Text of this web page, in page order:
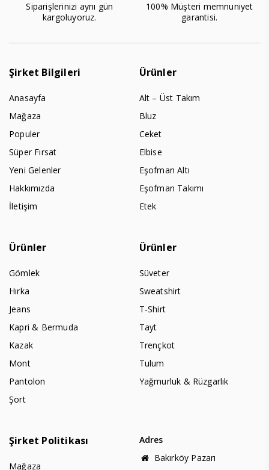
Siparişlerinizi aynı gün
kargoluyoruz.
100% Müşteri memnuniyet
garantisi.
Şirket Bilgileri
Anasayfa
Mağaza
Populer
Süper Fırsat
Yeni Gelenler
Hakkımızda
İletişim
Ürünler
Alt – Üst Takım
Bluz
Ceket
Elbise
Eşofman Altı
Eşofman Takımı
Etek
Ürünler
Gömlek
Hırka
Jeans
Kapri & Bermuda
Kazak
Mont
Pantolon
Şort
Ürünler
Süveter
Sweatshirt
T-Shirt
Tayt
Trençkot
Tulum
Yağmurluk & Rüzgarlık
Şirket Politikası
Mağaza
Adres
Bakırköy Pazarı